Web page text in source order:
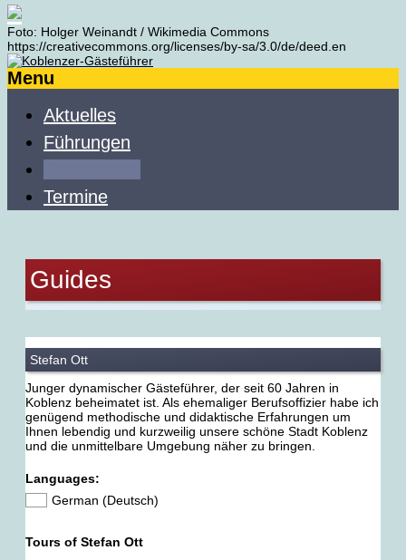
Foto: Holger Weinandt / Wikimedia Commons
https://creativecommons.org/licenses/by-sa/3.0/de/deed.en
Menu
Aktuelles
Führungen
Termine
Guides
Stefan Ott
Junger dynamischer Gästeführer, der seit 60 Jahren in
Koblenz beheimatet ist. Als ehemaliger Berufsoffizier habe ich
genügend methodische und didaktische Erfahrungen um
Ihnen lebendig und kurzweilig unsere schöne Stadt Koblenz
und die unmittelbare Umgebung näher zu bringen.
Languages:
German (Deutsch)
Tours of Stefan Ott